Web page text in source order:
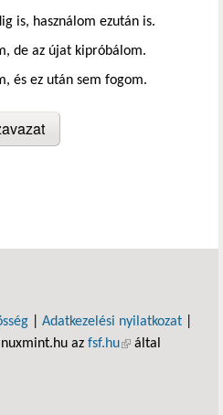
is, használom ezután is.
de az újat kipróbálom.
és ez után sem fogom.
Adatkezelési nyilatkozat
az fsf.hu(külső hivatkozás)
által